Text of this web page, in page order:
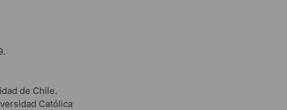
de Chile.
Católica